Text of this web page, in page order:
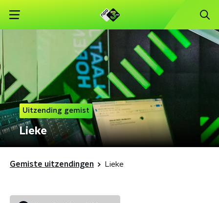
Uitzending gemist
Lieke
Gemiste uitzendingen Lieke